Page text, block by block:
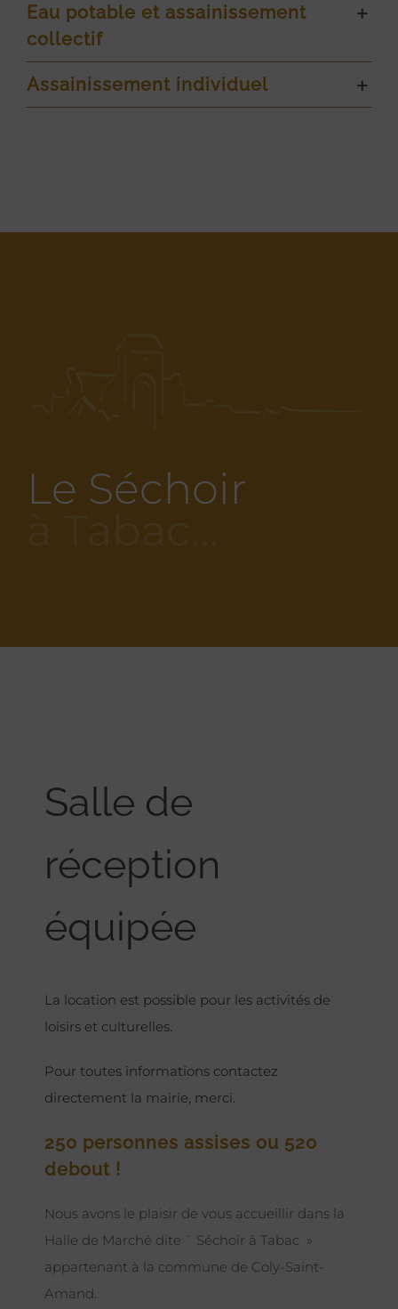
Eau potable et assainissement
collectif
Assainissement individuel
Le Séchoir
Salle de
réception
équipée
La location est possible pour les activités de
loisirs et culturelles.
Pour toutes informations contactez
directement la mairie, merci.
250 personnes assises ou 520
debout !
Nous avons le plaisir de vous accueillir dans la
Halle de Marché dite ¨ Séchoir à Tabac »
appartenant à la commune de Coly-Saint-
Amand.